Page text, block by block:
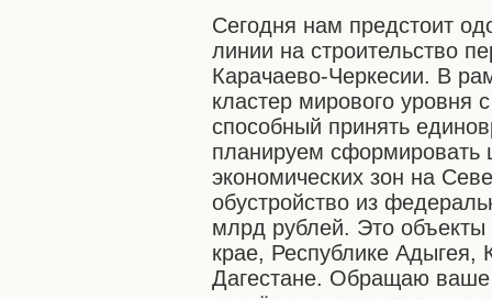
Сегодня нам предстоит
линии на строительство
Карачаево-Черкесии. В
кластер мирового уровня
способный принять
планируем сформировать
экономических зон на
обустройство из
млрд рублей. Это
крае, Республике
Дагестане. Обращаю